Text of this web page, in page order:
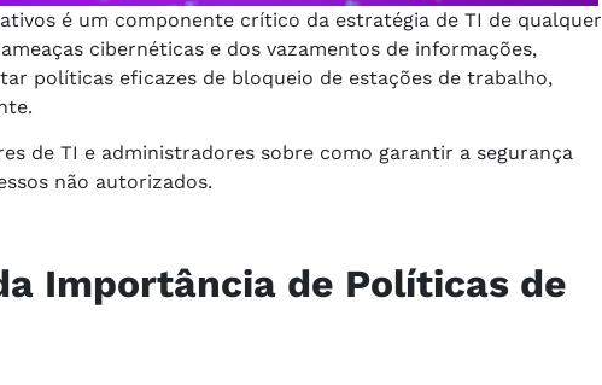
é um componente crítico da estratégia de TI de qualquer
cibernéticas e dos vazamentos de informações,
políticas eficazes de bloqueio de estações de trabalho,
de TI e administradores sobre como garantir a segurança
não autorizados.
Importância de Políticas de